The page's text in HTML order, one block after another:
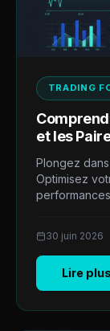
TRADING
et les
Plongez
Optimisez
30 juin 2026
Lire plus